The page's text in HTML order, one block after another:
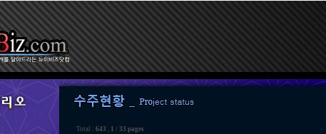
Total : 643 , 1 / 33 pages